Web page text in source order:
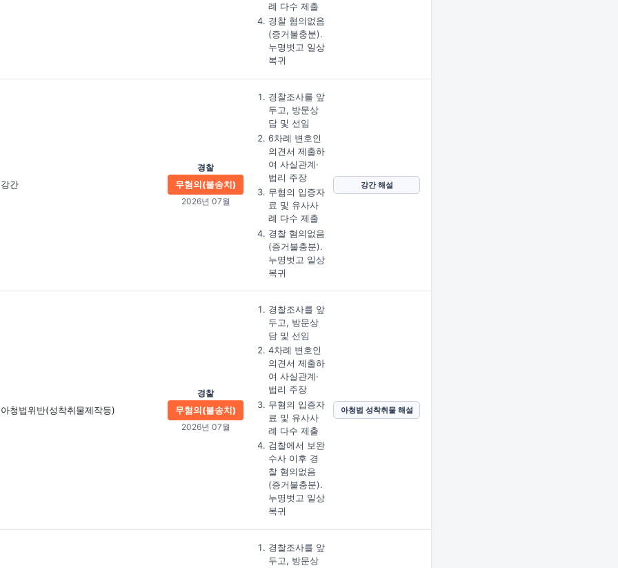
례 다수 제출
경찰 혐의없음
(증거불충분).
누명벗고 일상
복귀
강간
경찰
무혐의(불송치)
2026년 07월
경찰조사를 앞
두고, 방문상
담 및 선임
6차례 변호인
의견서 제출하
여 사실관계·
법리 주장
무혐의 입증자
료 및 유사사
례 다수 제출
경찰 혐의없음
(증거불충분).
누명벗고 일상
복귀
강간 해설
아청법위반(성착취물제작등)
경찰
무혐의(불송치)
2026년 07월
경찰조사를 앞
두고, 방문상
담 및 선임
4차례 변호인
의견서 제출하
여 사실관계·
법리 주장
무혐의 입증자
료 및 유사사
례 다수 제출
검찰에서 보완
수사 이후 경
찰 혐의없음
(증거불충분).
누명벗고 일상
복귀
아청법 성착취물 해설
경찰조사를 앞
두고, 방문상